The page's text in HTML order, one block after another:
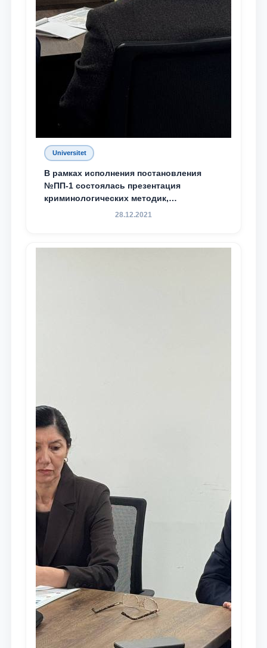
Universitet
В рамках исполнения постановления
№ПП-1 состоялась презентация
криминологических методик,
разработанных ТГЮУ
28.12.2021